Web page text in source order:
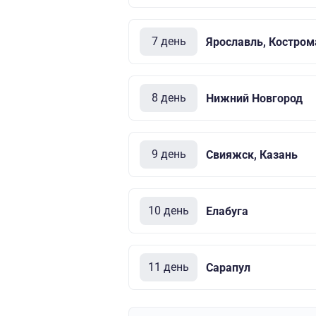
7 день Ярославль,
8 день Нижний Новгород
9 день Свияжск, Казань
10 день Елабуга
11 день Сарапул